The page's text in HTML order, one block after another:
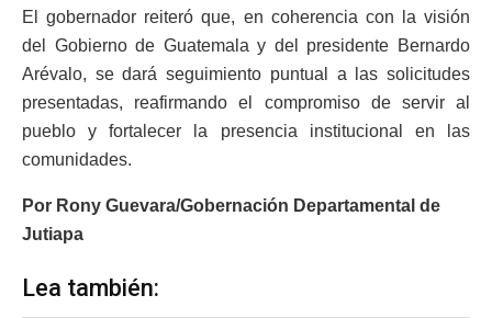
El gobernador reiteró que, en coherencia con la visión
del Gobierno de Guatemala y del presidente Bernardo
Arévalo, se dará seguimiento puntual a las solicitudes
presentadas, reafirmando el compromiso de servir al
pueblo y fortalecer la presencia institucional en las
comunidades.
Por Rony Guevara/Gobernación Departamental de
Jutiapa
Lea también: